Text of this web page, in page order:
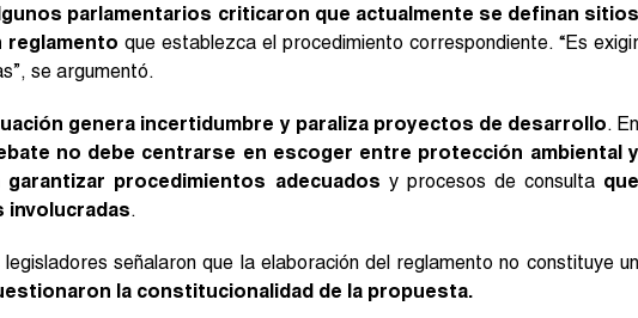
parlamentarios criticaron que actualmente se definan sitios
que establezca el procedimiento correspondiente. “Es exigir
se argumentó.
genera incertidumbre y paraliza proyectos de desarrollo. En
no debe centrarse en escoger entre protección ambiental y
garantizar procedimientos adecuados y procesos de consulta que
involucradas.
señalaron que la elaboración del reglamento no constituye un
la constitucionalidad de la propuesta.